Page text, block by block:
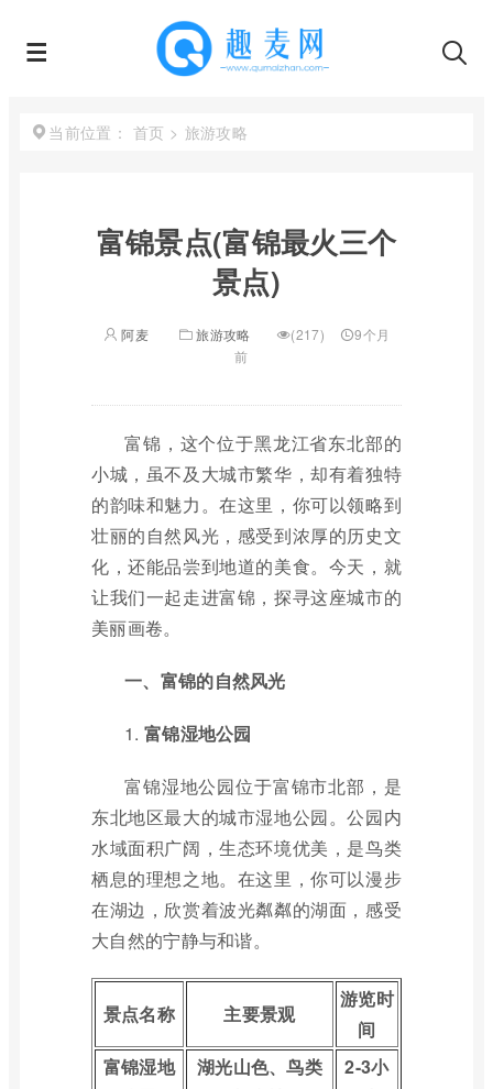
当前位置： 首页 > 旅游攻略
富锦景点(富锦最火三个
景点)
阿麦 旅游攻略 (217)
9个月
前
富锦，这个位于黑龙江省东北部的
小城，虽不及大城市繁华，却有着独特
的韵味和魅力。在这里，你可以领略到
壮丽的自然风光，感受到浓厚的历史文
化，还能品尝到地道的美食。今天，就
让我们一起走进富锦，探寻这座城市的
美丽画卷。
一、富锦的自然风光
1. 富锦湿地公园
富锦湿地公园位于富锦市北部，是
东北地区最大的城市湿地公园。公园内
水域面积广阔，生态环境优美，是鸟类
栖息的理想之地。在这里，你可以漫步
在湖边，欣赏着波光粼粼的湖面，感受
大自然的宁静与和谐。
景点名称 主要景观
游览时
间
富锦湿地
湖光山色、鸟类
2-3小